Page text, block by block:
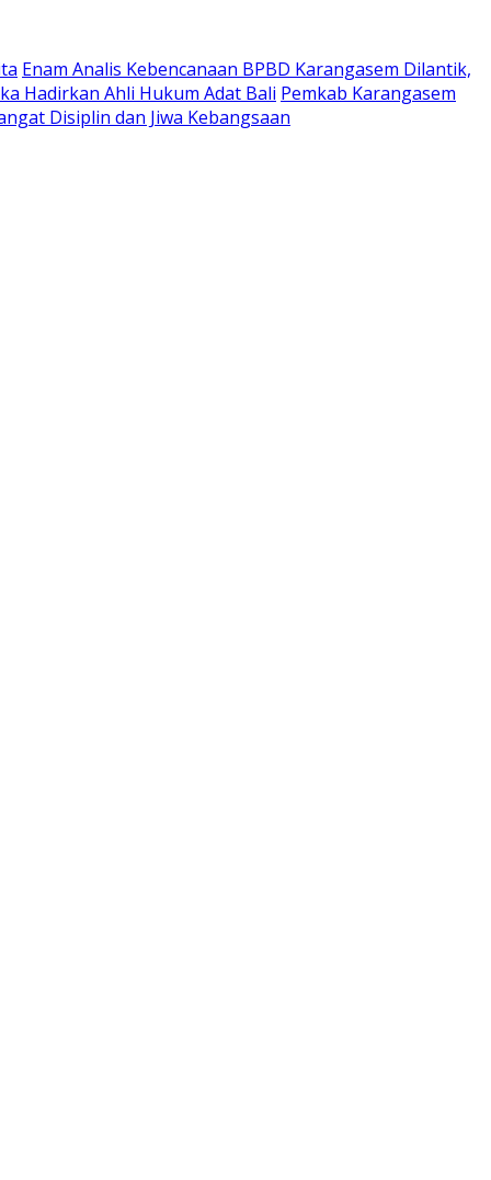
Enam Analis Kebencanaan BPBD Karangasem Dilantik,
Hadirkan Ahli Hukum Adat Bali Pemkab Karangasem
Disiplin dan Jiwa Kebangsaan